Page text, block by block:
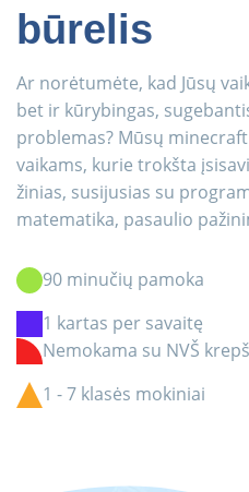
būrelis
Ar norėtumėte, kad Jūsų
bet ir kūrybingas,
problemas? Mūsų
vaikams, kurie trokšta
žinias, susijusias su
matematika, pasaulio
90 minučių pamoka
1 kartas per savaitę
Nemokama su NVŠ
1 - 7 klasės mokiniai